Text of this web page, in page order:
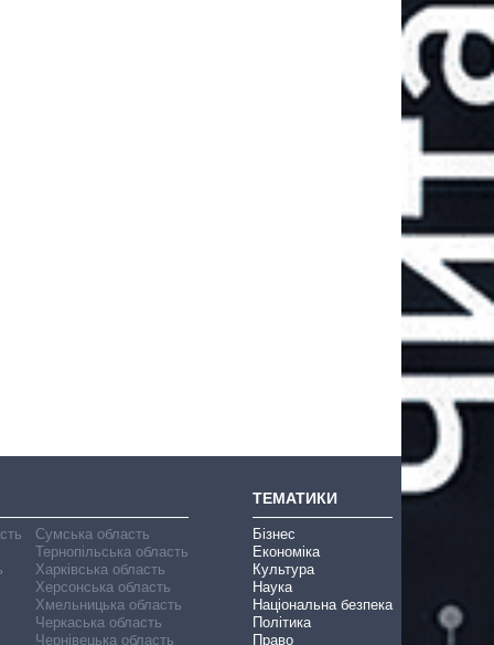
Сумська область
Тернопільська область
Харківська область
Херсонська область
Хмельницька область
Черкаська область
Чернівецька область
ТЕМАТИКИ
Бізнес
Економіка
Культура
Наука
Національна безпека
Політика
Право